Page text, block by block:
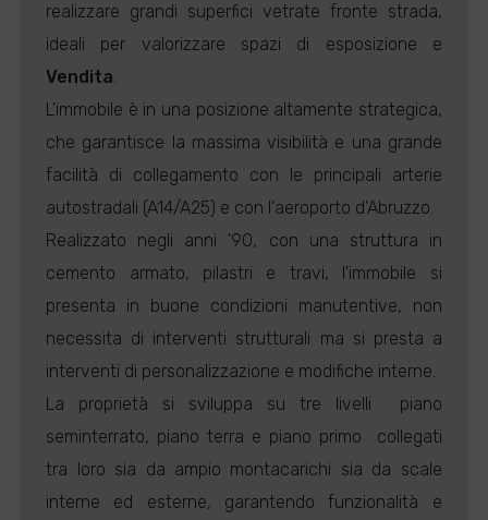
realizzare grandi superfici vetrate fronte strada,
ideali per valorizzare spazi di esposizione e
Vendita.
L'immobile è in una posizione altamente strategica,
che garantisce la massima visibilità e una grande
facilità di collegamento con le principali arterie
autostradali (A14/A25) e con l'aeroporto d'Abruzzo.
Realizzato negli anni '90, con una struttura in
cemento armato, pilastri e travi, l'immobile si
presenta in buone condizioni manutentive, non
necessita di interventi strutturali ma si presta a
interventi di personalizzazione e modifiche interne.
La proprietà si sviluppa su tre livelli  piano
seminterrato, piano terra e piano primo  collegati
tra loro sia da ampio montacarichi sia da scale
interne ed esterne, garantendo funzionalità e